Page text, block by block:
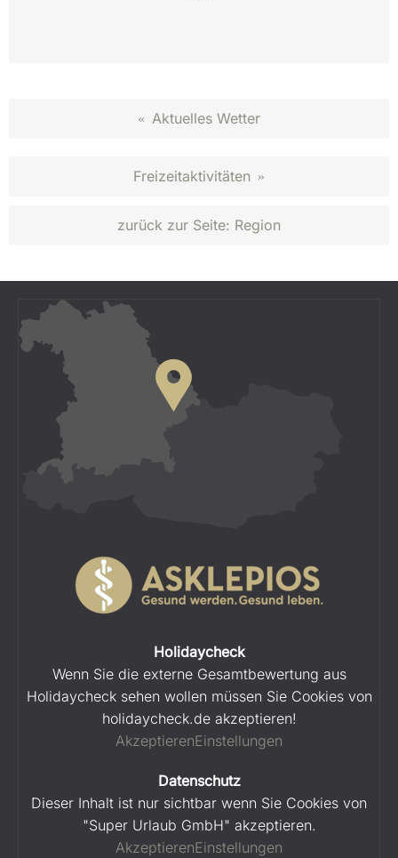
« Aktuelles Wetter
Freizeitaktivitäten »
zurück zur Seite: Region
Holidaycheck
Wenn Sie die externe Gesamtbewertung aus
Holidaycheck sehen wollen müssen Sie Cookies von
holidaycheck.de akzeptieren!
AkzeptierenEinstellungen
Datenschutz
Dieser Inhalt ist nur sichtbar wenn Sie Cookies von
"Super Urlaub GmbH" akzeptieren.
AkzeptierenEinstellungen